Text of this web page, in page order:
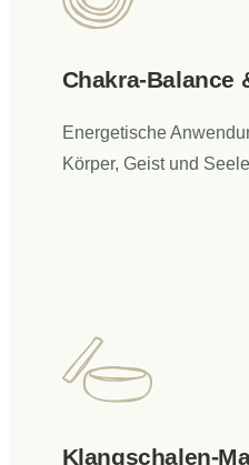
Chakra-Balance
Energetische
Körper, Geist und
Klangschalen-